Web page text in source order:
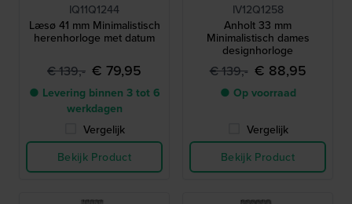
IQ11Q1244
Læsø 41 mm Minimalistisch
herenhorloge met datum
€ 139,- € 79,95
● Levering binnen 3 tot 6
werkdagen
Vergelijk
Bekijk Product
IV12Q1258
Anholt 33 mm
Minimalistisch dames
designhorloge
€ 139,- € 88,95
● Op voorraad
Vergelijk
Bekijk Product